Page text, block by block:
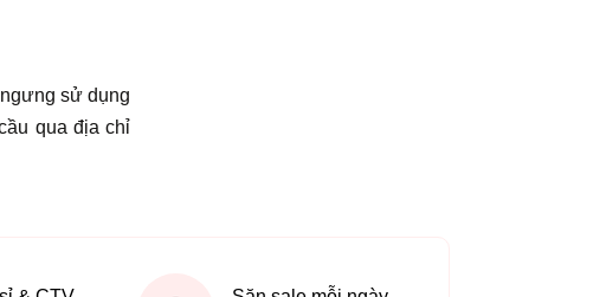
sử dụng
qua địa chỉ